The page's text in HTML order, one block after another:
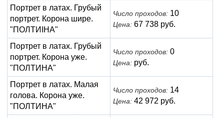
Портрет в латах. Грубый
портрет. Корона шире.
"ПОЛТИIНА"
Число проходов: 10
Цена: 67 738 руб.
Портрет в латах. Грубый
портрет. Корона уже.
"ПОЛТИНА"
Число проходов: 0
Цена: руб.
Портрет в латах. Малая
голова. Корона уже.
"ПОЛТИНА"
Число проходов: 14
Цена: 42 972 руб.